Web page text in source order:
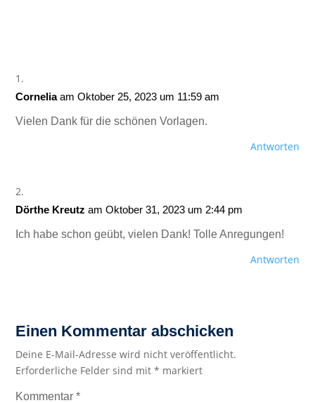
Cornelia am Oktober 25, 2023 um 11:59 am
Vielen Dank für die schönen Vorlagen.
Antworten
Dörthe Kreutz am Oktober 31, 2023 um 2:44 pm
Ich habe schon geübt, vielen Dank! Tolle Anregungen!
Antworten
Einen Kommentar abschicken
Deine E-Mail-Adresse wird nicht veröffentlicht.
Erforderliche Felder sind mit* markiert
Kommentar*